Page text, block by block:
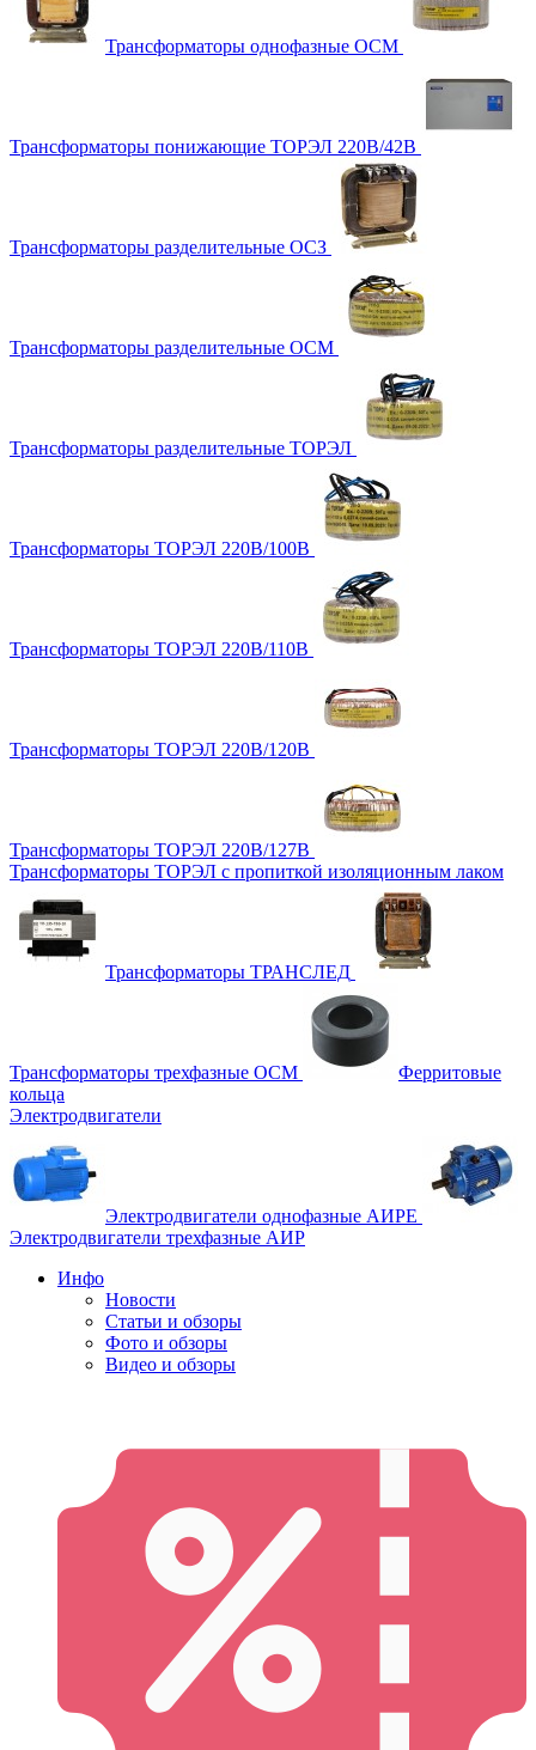
Трансформаторы однофазные ОСМ
Трансформаторы понижающие ТОРЭЛ 220В/42В
Трансформаторы разделительные ОСЗ
Трансформаторы разделительные ОСМ
Трансформаторы разделительные ТОРЭЛ
Трансформаторы ТОРЭЛ 220В/100В
Трансформаторы ТОРЭЛ 220В/110В
Трансформаторы ТОРЭЛ 220В/120В
Трансформаторы ТОРЭЛ 220В/127В
Трансформаторы ТОРЭЛ с пропиткой изоляционным лаком
Трансформаторы ТРАНСЛЕД
Трансформаторы трехфазные ОСМ
Ферритовые
кольца
Электродвигатели
Электродвигатели однофазные АИРЕ
Электродвигатели трехфазные АИР
Инфо
Новости
Статьи и обзоры
Фото и обзоры
Видео и обзоры